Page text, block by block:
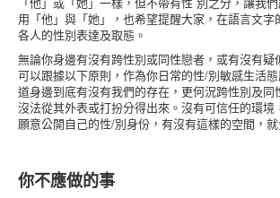
用「他」與「她」，也希望提醒大家，在語言文
各人的性別表達及取態。
無論你身邊有沒有跨性別或同性戀者，或有沒有疑
可以跟據以下原則，作為你日常的性/別敏感生活
道身邊到底有沒有我們的存在，更何況跨性別及同
沒法從其外表或打扮分得出來。沒有可信任的環境
願意公開自己的性/別身份，有沒有這樣的空間，就
你不應做的事